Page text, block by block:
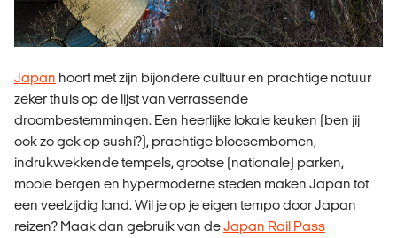
Japan hoort met zijn bijondere cultuur en prachtige natuur
zeker thuis op de lijst van verrassende
droombestemmingen. Een heerlijke lokale keuken (ben jij
ook zo gek op sushi?), prachtige bloesembomen,
indrukwekkende tempels, grootse (nationale) parken,
mooie bergen en hypermoderne steden maken Japan tot
een veelzijdig land. Wil je op je eigen tempo door Japan
reizen? Maak dan gebruik van deJapan Rail Pass